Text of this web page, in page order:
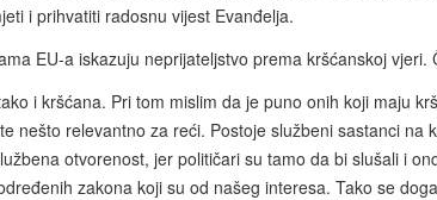
i prihvatiti radosnu vijest Evanđelja.
EU-a iskazuju neprijateljstvo prema kršćanskoj
i kršćana. Pri tom mislim da je puno onih koji maju
nešto relevantno za reći. Postoje službeni sastanci
otvorenost, jer političari su tamo da bi slušali i
zakona koji su od našeg interesa. Tako se